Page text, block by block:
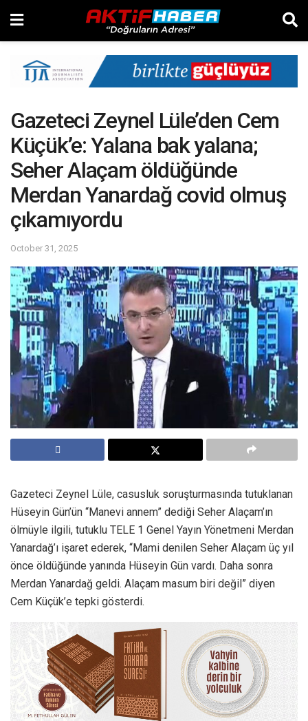
Gazeteci Zeynel Lüle’den Cem
Küçük’e: Yalana bak yalana;
Seher Alaçam öldüğünde
Merdan Yanardağ covid olmuş
çıkamıyordu
October 31, 2025
Gazeteci Zeynel Lüle, casusluk soruşturmasında tutuklanan
Hüseyin Gün’ün “Manevi annem” dediği Seher Alaçam’ın
ölmüyle ilgili, tutuklu TELE 1 Genel Yayın Yönetmeni Merdan
Yanardağ’ı işaret ederek, “Mami denilen Seher Alaçam üç yıl
önce öldüğünde yanında Hüseyin Gün vardı. Daha sonra
Merdan Yanardağ geldi. Alaçam masum biri değil” diyen
Cem Küçük’e tepki gösterdi.